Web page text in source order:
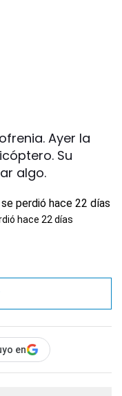
Ayer la
Su
algo.
hace 22 días
en